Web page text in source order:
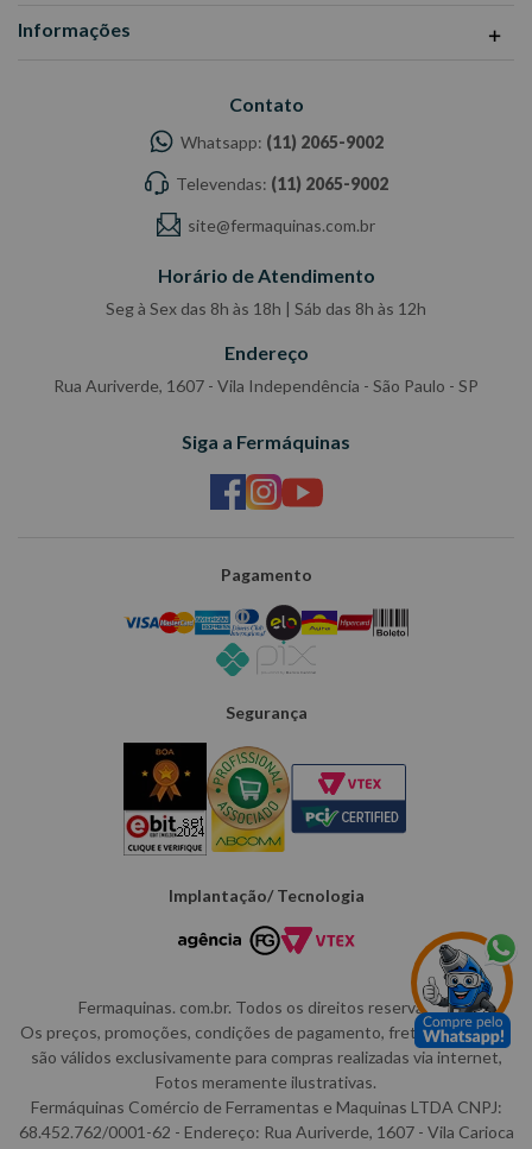
Informações
Contato
Whatsapp: (11) 2065-9002
Televendas: (11) 2065-9002
site@fermaquinas.com.br
Horário de Atendimento
Seg à Sex das 8h às 18h | Sáb das 8h às 12h
Endereço
Rua Auriverde, 1607 - Vila Independência - São Paulo - SP
Siga a Fermáquinas
Pagamento
Segurança
Implantação/ Tecnologia
Fermaquinas. com.br. Todos os direitos reservados.
Os preços, promoções, condições de pagamento, frete e produtos
são válidos exclusivamente para compras realizadas via internet,
Fotos meramente ilustrativas.
Fermáquinas Comércio de Ferramentas e Maquinas LTDA CNPJ:
68.452.762/0001-62 - Endereço: Rua Auriverde, 1607 - Vila Carioca